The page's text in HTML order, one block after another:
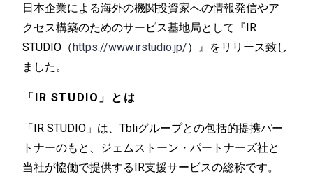
日本企業による海外の機関投資家への情報発信やア
クセス構築のためのサービス基地局として『IR
STUDIO（https://www.irstudio.jp/）』をリリース致し
ました。
「IR STUDIO」とは
「IR STUDIO」は、Tbliグループとの包括的提携パー
トナーのもと、ジェムストーン・パートナーズ社と
当社が協働で提供するIR支援サービスの総称です。